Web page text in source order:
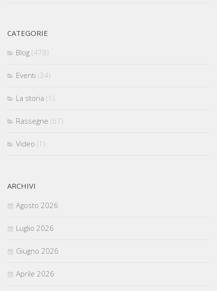
CATEGORIE
Blog (478)
Eventi (34)
La storia (1)
Rassegne (67)
Video (1)
ARCHIVI
Agosto 2026
Luglio 2026
Giugno 2026
Aprile 2026